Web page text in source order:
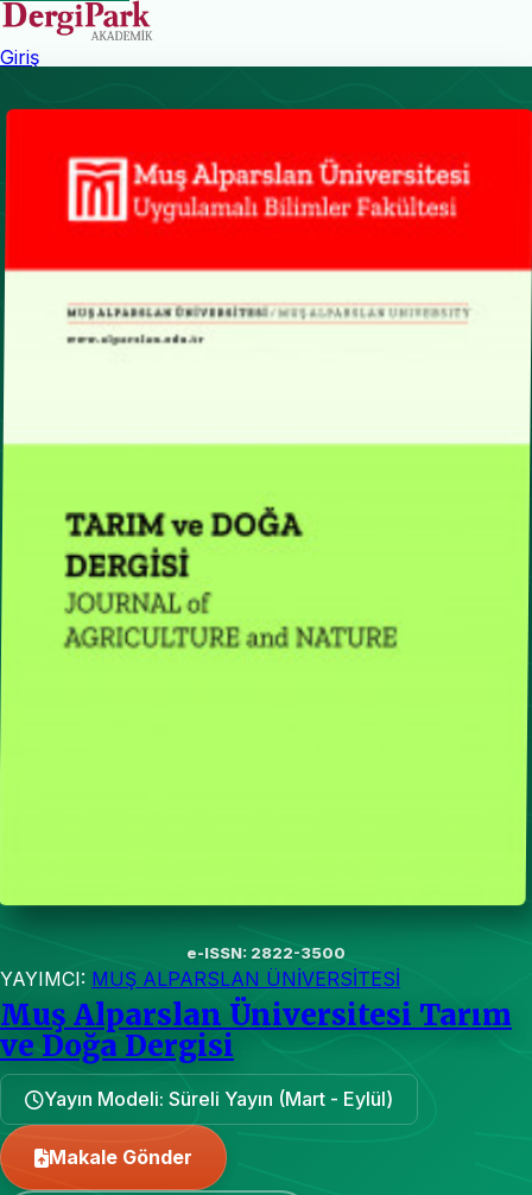
Giriş
e-ISSN: 2822-3500
YAYIMCI: MUŞ ALPARSLAN ÜNİVERSİTESİ
Muş Alparslan Üniversitesi Tarım
ve Doğa Dergisi
Yayın Modeli: Süreli Yayın (Mart - Eylül)
Makale Gönder